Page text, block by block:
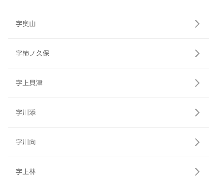
字奥山
字柿ノ久保
字上貝津
字川添
字川向
字上林